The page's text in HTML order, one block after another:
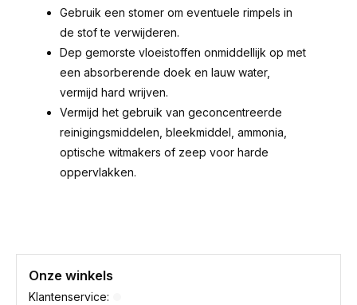
Gebruik een stomer om eventuele rimpels in
de stof te verwijderen.
Dep gemorste vloeistoffen onmiddellijk op met
een absorberende doek en lauw water,
vermijd hard wrijven.
Vermijd het gebruik van geconcentreerde
reinigingsmiddelen, bleekmiddel, ammonia,
optische witmakers of zeep voor harde
oppervlakken.
Onze winkels
Klantenservice: